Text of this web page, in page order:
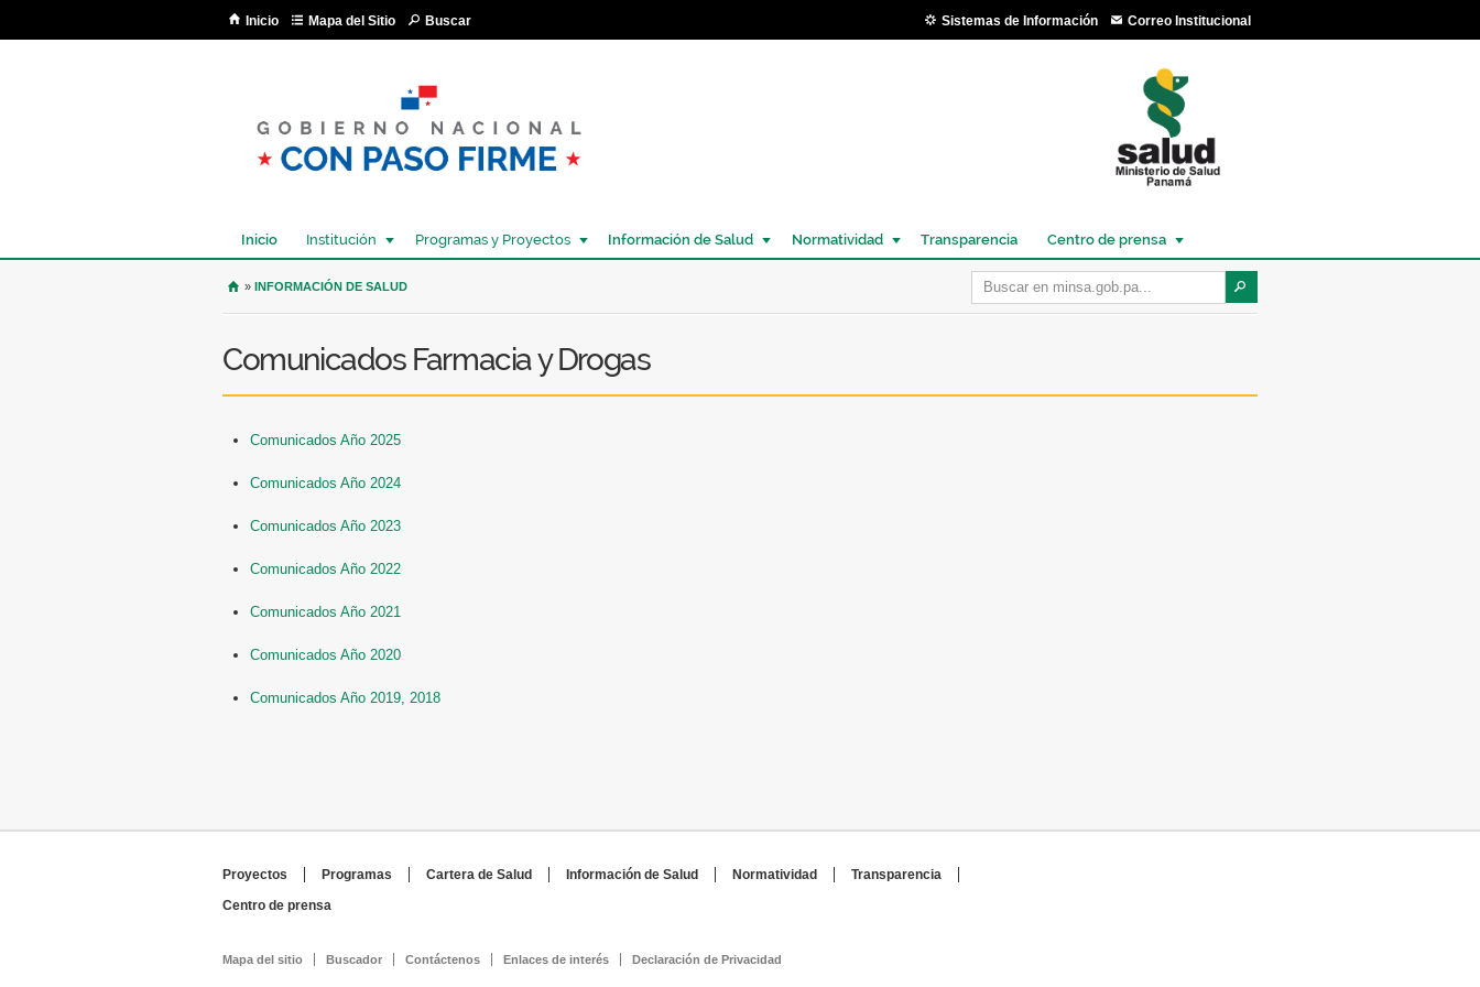
Inicio Mapa del Sitio Buscar Sistemas de Información Correo Institucional
Inicio Institución Programas y Proyectos Información de Salud Normatividad Transparencia Centro de prensa
USTED SE ENCUENTRA AQUÍ
» INFORMACIÓN DE SALUD
Comunicados Farmacia y Drogas
Comunicados Año 2025
Comunicados Año 2024
Comunicados Año 2023
Comunicados Año 2022
Comunicados Año 2021
Comunicados Año 2020
Comunicados Año 2019, 2018
Proyectos Programas Cartera de Salud Información de Salud Normatividad
Transparencia
Centro de prensa
Mapa del sitio Buscador Contáctenos Enlaces de interés Declaración de Privacidad